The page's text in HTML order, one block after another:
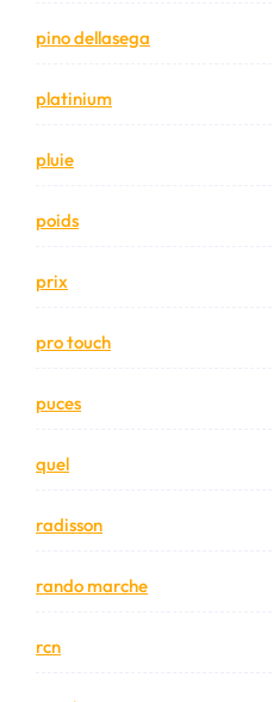
pino dellasega
platinium
pluie
poids
prix
pro touch
puces
quel
radisson
rando marche
rcn